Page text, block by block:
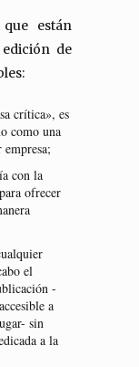
están
de
crítica», es
como una
con la
ofrecer
el
-
a
sin
a la